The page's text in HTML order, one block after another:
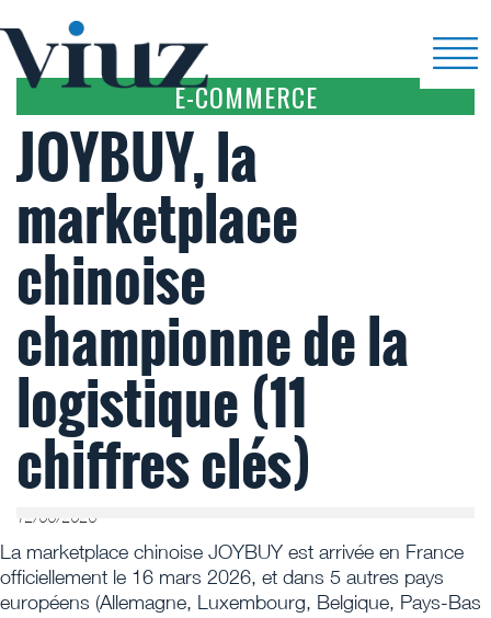
E-COMMERCE
JOYBUY, la
marketplace
chinoise
championne de la
logistique (11
chiffres clés)
12/06/2026
La marketplace chinoise JOYBUY est arrivée en France
officiellement le 16 mars 2026, et dans 5 autres pays
européens (Allemagne, Luxembourg, Belgique, Pays-Bas